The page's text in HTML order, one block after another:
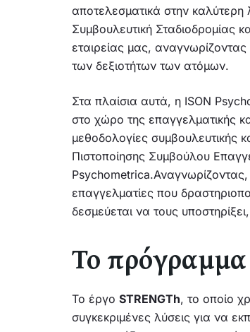
αποτελεσματικά στην
Συμβουλευτική Σταδιοδρομίας
εταιρείας μας,
των δεξιοτήτων των ατόμων.
Στα πλαίσια αυτά, η ISON
στο χώρο της επαγγελματικής
μεθοδολογίες συμβουλευτικής
Πιστοποίησης Συμβούλου
επαγγελματίες που
δεσμεύεται να τους
Το
Το έργο STRENGTh, το οποίο
συγκεκριμένες λύσεις για να